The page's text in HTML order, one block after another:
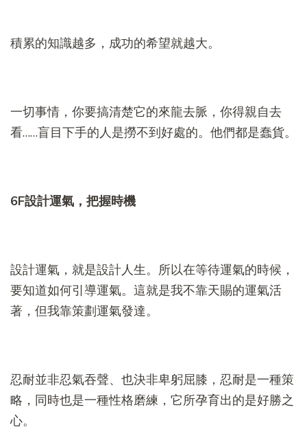
積累的知識越多，成功的希望就越大。
一切事情，你要搞清楚它的來龍去脈，你得親自去
看……盲目下手的人是撈不到好處的。他們都是蠢貨。
6F設計運氣，把握時機
設計運氣，就是設計人生。所以在等待運氣的時候，
要知道如何引導運氣。這就是我不靠天賜的運氣活
著，但我靠策劃運氣發達。
忍耐並非忍氣吞聲、也決非卑躬屈膝，忍耐是一種策
略，同時也是一種性格磨練，它所孕育出的是好勝之
心。